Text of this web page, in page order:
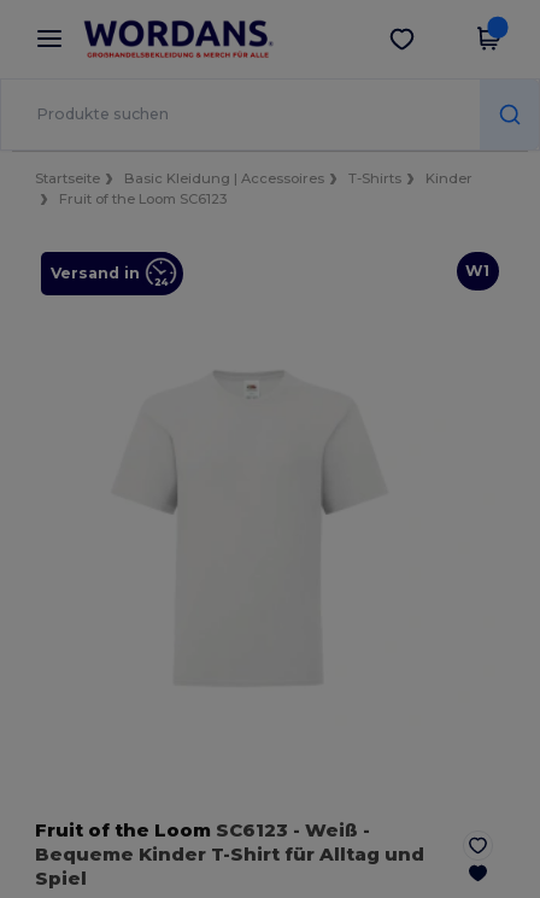
× Wordans App
Bessere Preise in der App!
App holen
Startseite Basic Kleidung | Accessoires T-Shirts
Kinder
Fruit of the Loom SC6123
W1
Versand in
Fruit of the Loom SC6123 - Weiß -
Bequeme Kinder T-Shirt für Alltag und
Spiel